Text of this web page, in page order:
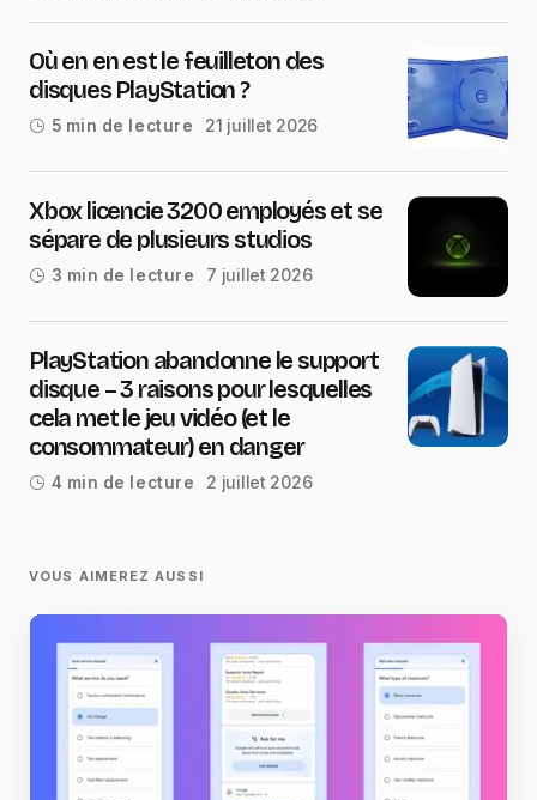
Où en en est le feuilleton des
disques PlayStation ?
5 min de lecture 21 juillet 2026
Xbox licencie 3200 employés et se
sépare de plusieurs studios
3 min de lecture 7 juillet 2026
PlayStation abandonne le support
disque – 3 raisons pour lesquelles
cela met le jeu vidéo (et le
consommateur) en danger
4 min de lecture 2 juillet 2026
VOUS AIMEREZ AUSSI